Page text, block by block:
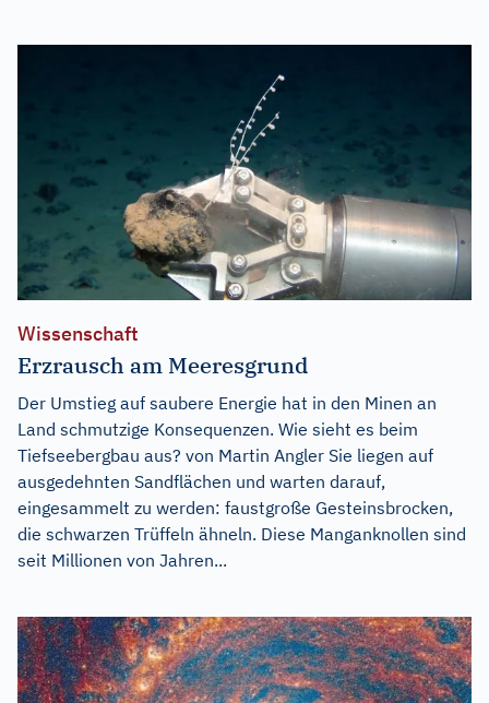
Wissenschaft
Erzrausch am Meeresgrund
Der Umstieg auf saubere Energie hat in den Minen an
Land schmutzige Konsequenzen. Wie sieht es beim
Tiefseebergbau aus? von Martin Angler Sie liegen auf
ausgedehnten Sandflächen und warten darauf,
eingesammelt zu werden: faustgroße Gesteinsbrocken,
die schwarzen Trüffeln ähneln. Diese Manganknollen sind
seit Millionen von Jahren...